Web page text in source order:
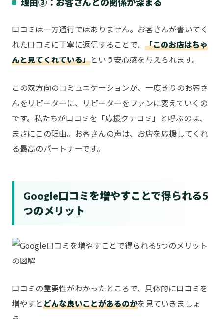
口コミは一方通行ではありません。お客さんが書いてく
れた口コミに丁寧に返信することで、 「このお店はちゃ
んと見てくれている」という安心感を与えられます。
この双方向のコミュニケーションが、一度きりのお客さ
んをリピーターに、リピーターをファンに変えていくの
です。私たちが口コミを「応援クチコミ」と呼ぶのは、
まさにこの理由。お客さんの声は、お店を応援してくれ
る最高のパートナーです。
Google口コミを増やすことで得られる5
つのメリット
口コミの重要性がわかったところで、具体的に口コミを
増やすとどんな良いことがあるのかを見ていきましょ